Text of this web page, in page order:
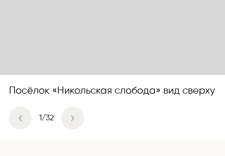
Посёлок «Никольская слобода» вид сверху
1/32